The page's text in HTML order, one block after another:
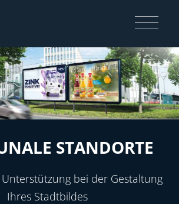
STANDORTE
bei der Gestaltung
Ihres Stadtbildes